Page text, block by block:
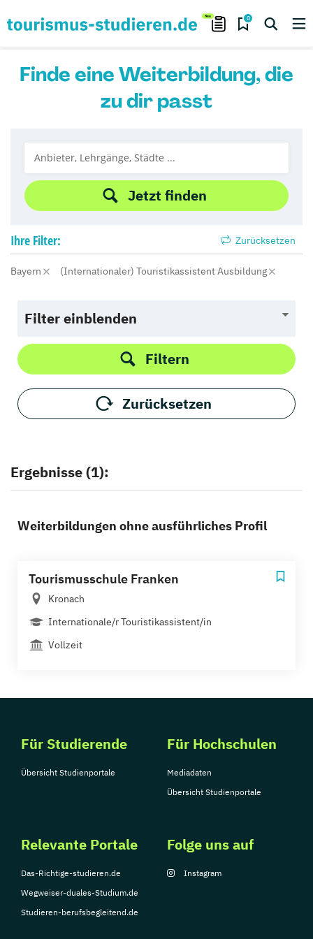
0
Finde eine Weiterbildung, die
zu dir passt
Jetzt finden
Ihre Filter: Zurücksetzen
Bayern (Internationaler) Touristikassistent Ausbildung
Filter einblenden
Filtern
Zurücksetzen
Ergebnisse (1):
Weiterbildungen ohne ausführliches Profil
Tourismusschule Franken
Kronach
Internationale/r Touristikassistent/in
Vollzeit
Für Studierende
Übersicht Studienportale
Für Hochschulen
Mediadaten
Übersicht Studienportale
Relevante Portale
Das-Richtige-studieren.de
Wegweiser-duales-Studium.de
Studieren-berufsbegleitend.de
Folge uns auf
Instagram